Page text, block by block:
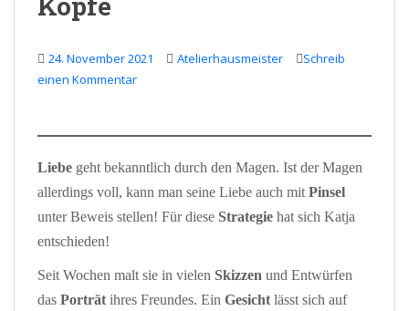
24. November 2021 Atelierhausmeister
Schreib
einen Kommentar
Liebe geht bekanntlich durch den Magen. Ist der Magen
allerdings voll, kann man seine Liebe auch mit Pinsel
unter Beweis stellen! Für diese Strategie hat sich Katja
entschieden!
Seit Wochen malt sie in vielen Skizzen und Entwürfen
das Porträt ihres Freundes. Ein Gesicht lässt sich auf